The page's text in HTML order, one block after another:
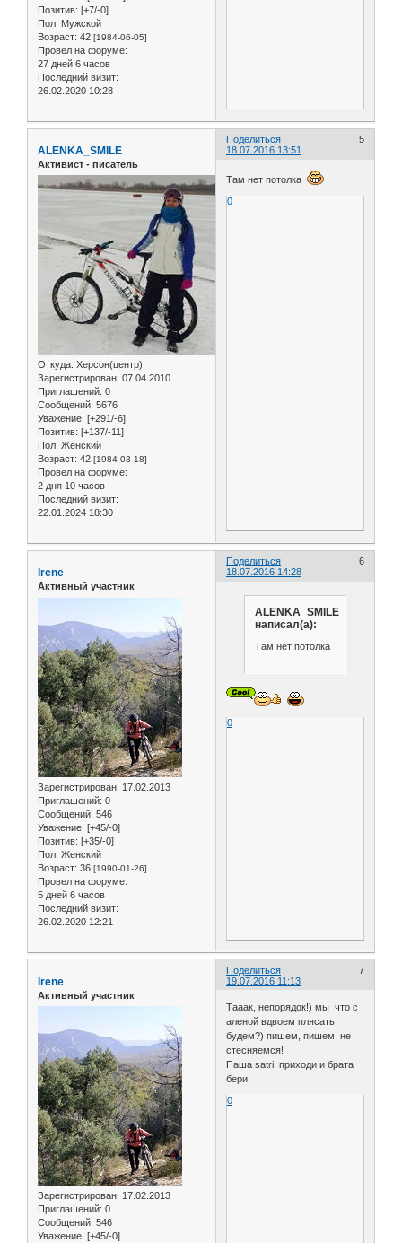
Позитив: [+7/-0]
Пол: Мужской
Возраст: 42 [1984-06-05]
Провел на форуме:
27 дней 6 часов
Последний визит:
26.02.2020 10:28
Поделиться
5
18.07.2016 13:51
ALENKA_SMILE
Активист - писатель
Откуда: Херсон(центр)
Зарегистрирован: 07.04.2010
Приглашений: 0
Сообщений: 5676
Уважение: [+291/-6]
Позитив: [+137/-11]
Пол: Женский
Возраст: 42 [1984-03-18]
Провел на форуме:
2 дня 10 часов
Последний визит:
22.01.2024 18:30
Там нет потолка
0
Поделиться
6
18.07.2016 14:28
Irene
Активный участник
Зарегистрирован: 17.02.2013
Приглашений: 0
Сообщений: 546
Уважение: [+45/-0]
Позитив: [+35/-0]
Пол: Женский
Возраст: 36 [1990-01-26]
Провел на форуме:
5 дней 6 часов
Последний визит:
26.02.2020 12:21
ALENKA_SMILE
написал(а):
Там нет потолка
0
Поделиться
7
19.07.2016 11:13
Irene
Активный участник
Зарегистрирован: 17.02.2013
Приглашений: 0
Сообщений: 546
Уважение: [+45/-0]
Тааак, непорядок!) мы что с
аленой вдвоем плясать
будем?) пишем, пишем, не
стесняемся!
Паша satri, приходи и брата
бери!
0